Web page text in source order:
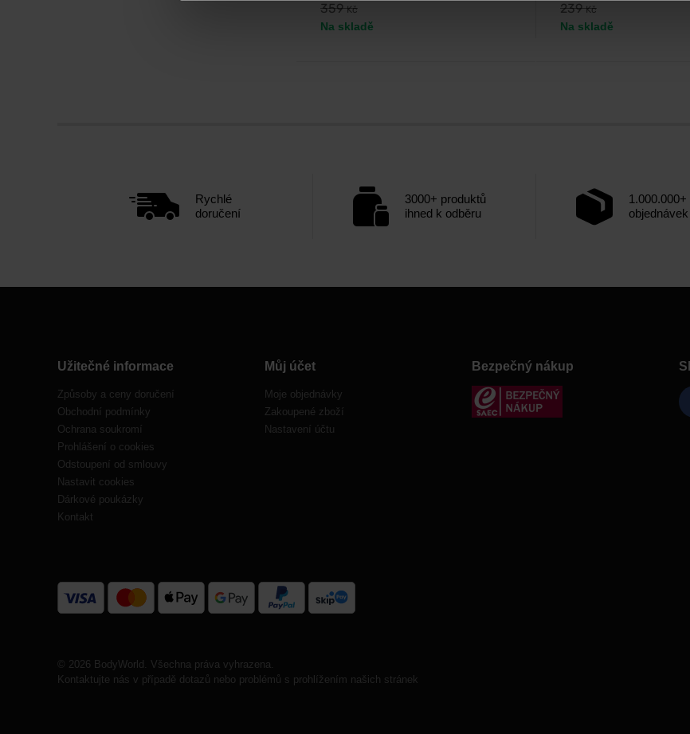
359Kč
Na skladě
239Kč
Na skladě
Rychlé
doručení
3000+ produktů
ihned k odběru
1.000.000+
objednávek
Užitečné informace
Způsoby a ceny doručení
Obchodní podmínky
Ochrana soukromí
Prohlášení o cookies
Odstoupení od smlouvy
Nastavit cookies
Dárkové poukázky
Kontakt
Můj účet
Moje objednávky
Zakoupené zboží
Nastavení účtu
Bezpečný nákup
© 2026 BodyWorld. Všechna práva vyhrazena.
Kontaktujte nás v případě dotazů nebo problémů s prohlížením našich stránek